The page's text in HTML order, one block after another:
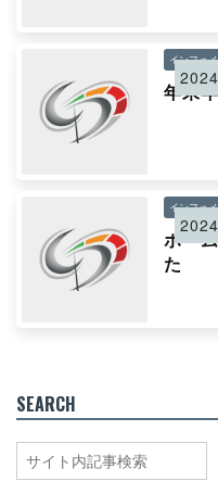
インフォ
年末
インフォ
ホー
た
SEARCH
検
索